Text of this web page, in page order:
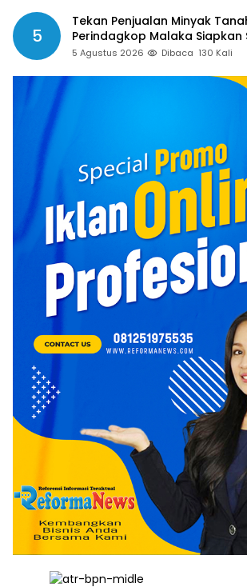
5
Tekan Penjualan Minyak
Perindagkop Malaka Siapkan
Nomor Pengaduan
5 Agustus 2026 Dibaca 130 Kali